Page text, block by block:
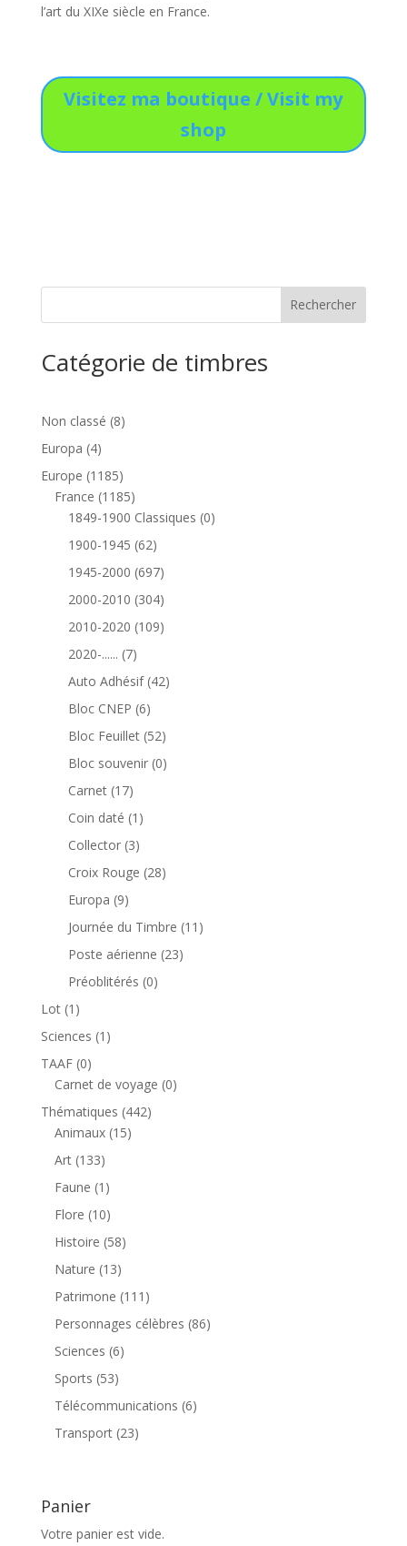
l’art du XIXe siècle en France.
Visitez ma boutique / Visit my
shop
Catégorie de timbres
Non classé 88
Europa 44
produits
Europe 11851185
produits
France 11851185
produits
1849-1900 Classiques 00
1900-1945 6262
produits
1945-2000 697697
produits
2000-2010 304304
produits
2010-2020 109109
2020-...... 77
produits
Auto Adhésif 4242
Bloc CNEP 66
produits
Bloc Feuillet 5252
produits
Bloc souvenir 00
Carnet 1717
produits
Coin daté 1 1
produit
Collector 33
produits
Croix Rouge 2828
Europa 99
produits
Journée du Timbre 11 11
Poste aérienne 2323
Préoblitérés 00
Lot 1 1
produit
Sciences 1 1
TAAF 00
produit
Carnet de voyage 00
Thématiques 442442
Animaux 1515
Art 133133
produits
Faune 1 1
produit
Flore 1010
produits
Histoire 5858
Nature 1313
produits
Patrimone 111 111
produits
Personnages célèbres 8686
Sciences 66
Sports 5353
produits
Télécommunications 66
Transport 2323
Panier
Votre panier est vide.